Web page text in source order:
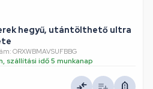
hegyű, utántölthető ultra
ORXWBMAVSUFBBG
szállítási idő 5 munkanap